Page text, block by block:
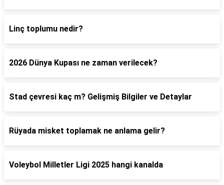
Linç toplumu nedir?
2026 Dünya Kupası ne zaman verilecek?
Stad çevresi kaç m? Gelişmiş Bilgiler ve Detaylar
Rüyada misket toplamak ne anlama gelir?
Voleybol Milletler Ligi 2025 hangi kanalda